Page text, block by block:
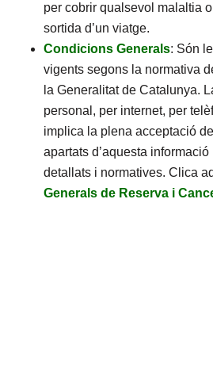
per cobrir qualsevol malaltia
sortida d’un viatge.
Condicions Generals: Són
vigents segons la normativa
la Generalitat de Catalunya.
personal, per internet, per
implica la plena acceptació
apartats d’aquesta
detallats i normatives. Clica
Generals de Reserva i